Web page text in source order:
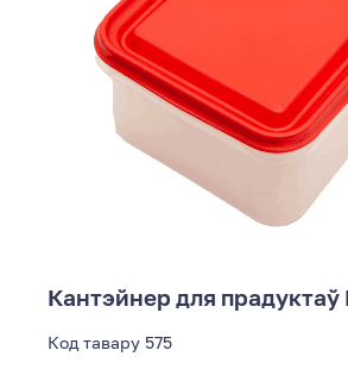
Кантэйнер для
Код тавару 575